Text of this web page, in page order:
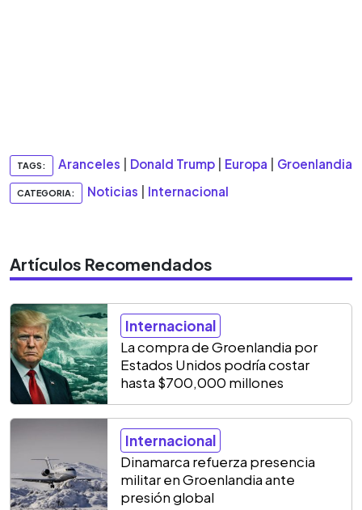
TAGS: Aranceles Donald Trump Europa Groenlandia
CATEGORIA: Noticias Internacional
Artículos Recomendados
Internacional
La compra de Groenlandia por
Estados Unidos podría costar
hasta $700,000 millones
Internacional
Dinamarca refuerza presencia
militar en Groenlandia ante
presión global